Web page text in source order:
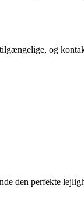
og
den perfekte